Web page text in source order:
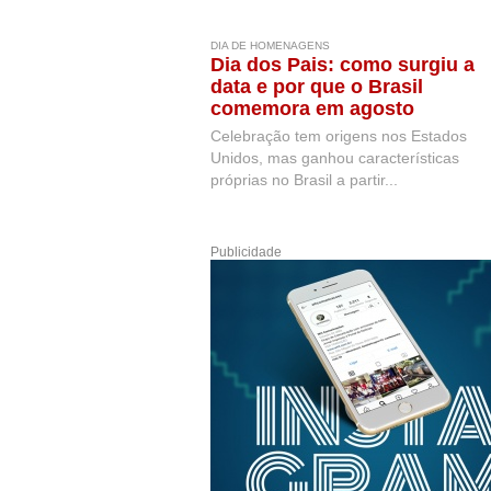
DIA DE HOMENAGENS
Dia dos Pais: como surgiu a
data e por que o Brasil
comemora em agosto
Celebração tem origens nos Estados
Unidos, mas ganhou características
próprias no Brasil a partir...
Publicidade